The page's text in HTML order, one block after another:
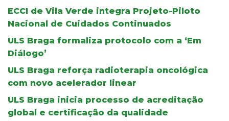
ECCI de Vila Verde integra Projeto-Piloto
Nacional de Cuidados Continuados
ULS Braga formaliza protocolo com a ‘Em
Diálogo’
ULS Braga reforça radioterapia oncológica
com novo acelerador linear
ULS Braga inicia processo de acreditação
global e certificação da qualidade